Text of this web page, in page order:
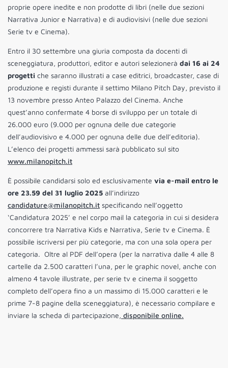
proprie opere inedite e non prodotte di libri (nelle due sezioni
Narrativa Junior e Narrativa) e di audiovisivi (nelle due sezioni
Serie tv e Cinema).
Entro il 30 settembre una giuria composta da docenti di
sceneggiatura, produttori, editor e autori selezionerà dai 16 ai 24
progetti che saranno illustrati a case editrici, broadcaster, case di
produzione e registi durante il settimo Milano Pitch Day, previsto il
13 novembre presso Anteo Palazzo del Cinema. Anche
quest’anno confermate 4 borse di sviluppo per un totale di
26.000 euro (9.000 per ognuna delle due categorie
dell’audiovisivo e 4.000 per ognuna delle due dell’editoria).
L’elenco dei progetti ammessi sarà pubblicato sul sito
www.milanopitch.it
È possibile candidarsi solo ed esclusivamente via e-mail entro le
ore 23.59 del 31 luglio 2025 all’indirizzo
candidature@milanopitch.it specificando nell’oggetto
‘Candidatura 2025’ e nel corpo mail la categoria in cui si desidera
concorrere tra Narrativa Kids e Narrativa, Serie tv e Cinema. È
possibile iscriversi per più categorie, ma con una sola opera per
categoria. Oltre al PDF dell’opera (per la narrativa dalle 4 alle 8
cartelle da 2.500 caratteri l’una, per le graphic novel, anche con
almeno 4 tavole illustrate, per serie tv e cinema il soggetto
completo dell’opera fino a un massimo di 15.000 caratteri e le
prime 7-8 pagine della sceneggiatura), è necessario compilare e
inviare la scheda di partecipazione, disponibile online.